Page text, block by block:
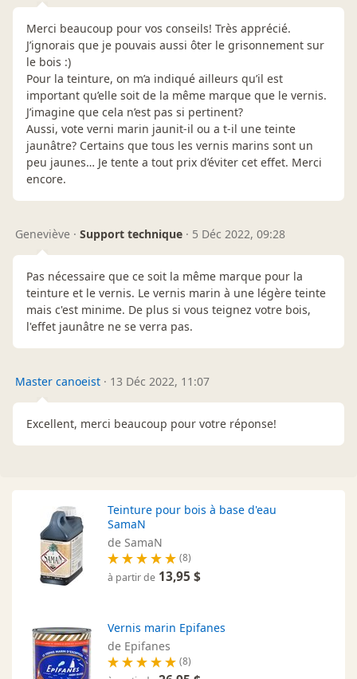
Merci beaucoup pour vos conseils! Très apprécié.
J’ignorais que je pouvais aussi ôter le grisonnement sur
le bois :)
Pour la teinture, on m’a indiqué ailleurs qu’il est
important qu’elle soit de la même marque que le vernis.
J’imagine que cela n’est pas si pertinent?
Aussi, vote verni marin jaunit-il ou a t-il une teinte
jaunâtre? Certains que tous les vernis marins sont un
peu jaunes… Je tente a tout prix d’éviter cet effet. Merci
encore.
Geneviève · Support technique · 5 Déc 2022, 09:28
Pas nécessaire que ce soit la même marque pour la
teinture et le vernis. Le vernis marin à une légère teinte
mais c'est minime. De plus si vous teignez votre bois,
l'effet jaunâtre ne se verra pas.
Master canoeist · 13 Déc 2022, 11:07
Excellent, merci beaucoup pour votre réponse!
Teinture pour bois à base d'eau
SamaN
de SamaN
(8)
à partir de 13,95 $
Vernis marin Epifanes
de Epifanes
(8)